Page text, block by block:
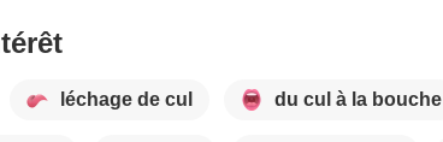
léchage de cul du cul à la bouche